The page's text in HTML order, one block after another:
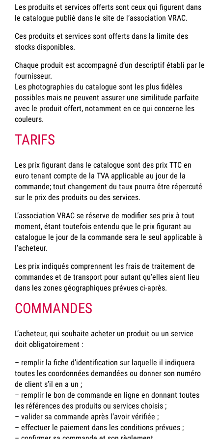
Les produits et services offerts sont ceux qui figurent dans
le catalogue publié dans le site de l’association VRAC.
Ces produits et services sont offerts dans la limite des
stocks disponibles.
Chaque produit est accompagné d’un descriptif établi par le
fournisseur.
Les photographies du catalogue sont les plus fidèles
possibles mais ne peuvent assurer une similitude parfaite
avec le produit offert, notamment en ce qui concerne les
couleurs.
TARIFS
Les prix figurant dans le catalogue sont des prix TTC en
euro tenant compte de la TVA applicable au jour de la
commande; tout changement du taux pourra être répercuté
sur le prix des produits ou des services.
L’association VRAC se réserve de modifier ses prix à tout
moment, étant toutefois entendu que le prix figurant au
catalogue le jour de la commande sera le seul applicable à
l’acheteur.
Les prix indiqués comprennent les frais de traitement de
commandes et de transport pour autant qu’elles aient lieu
dans les zones géographiques prévues ci-après.
COMMANDES
L’acheteur, qui souhaite acheter un produit ou un service
doit obligatoirement :
– remplir la fiche d’identification sur laquelle il indiquera
toutes les coordonnées demandées ou donner son numéro
de client s’il en a un ;
– remplir le bon de commande en ligne en donnant toutes
les références des produits ou services choisis ;
– valider sa commande après l’avoir vérifiée ;
– effectuer le paiement dans les conditions prévues ;